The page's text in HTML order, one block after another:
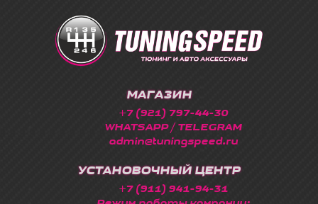
МАГАЗИН
+7 (921) 797-44-30
WHATSAPP / TELEGRAM
admin@tuningspeed.ru
УСТАНОВОЧНЫЙ ЦЕНТР
+7 (911) 941-94-31